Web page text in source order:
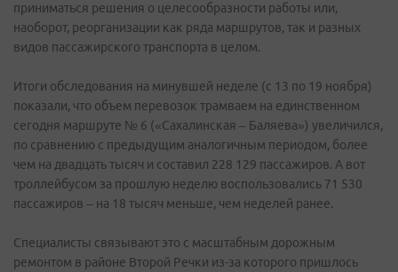
приниматься решения о целесообразности работы или,
наоборот, реорганизации как ряда маршрутов, так и разных
видов пассажирского транспорта в целом.
Итоги обследования на минувшей неделе (с 13 по 19 ноября)
показали, что объем перевозок трамваем на единственном
сегодня маршруте № 6 («Сахалинская – Баляева») увеличился,
по сравнению с предыдущим аналогичным периодом, более
чем на двадцать тысяч и составил 228 129 пассажиров. А вот
троллейбусом за прошлую неделю воспользовались 71 530
пассажиров – на 18 тысяч меньше, чем неделей ранее.
Специалисты связывают это с масштабным дорожным
ремонтом в районе Второй Речки из-за которого пришлось